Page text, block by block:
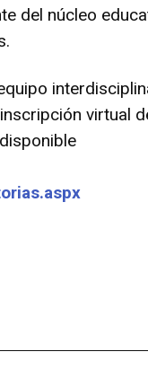
del núcleo
virtual